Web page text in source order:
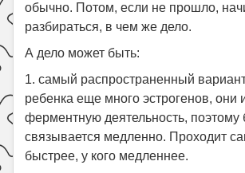
обычно. Потом, если не прошло,
разбираться, в чем же дело.
А дело может быть:
1. самый распространенный
ребенка еще много эстрогенов, они
ферментную деятельность, поэтому
связывается медленно. Проходит
быстрее, у кого медленнее.